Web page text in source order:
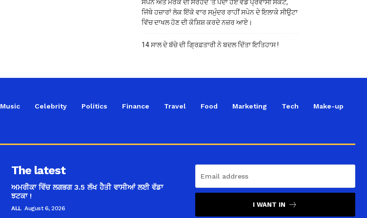
ਸਪੇਨ ਅਤੇ ਮੋਰੱਕੋ ਦੀ ਸਰਹੱਦ ‘ਤੇ ਪੈਦਾ ਹੋਏ ਵੱਡੇ ਪ੍ਰਵਾਸੀ ਸੰਕਟ,
ਜਿੱਥੇ ਹਜ਼ਾਰਾਂ ਲੋਕ ਇੱਕੋ ਵਾਰ ਸਮੁੰਦਰ ਰਾਹੀਂ ਸਪੇਨ ਦੇ ਇਲਾਕੇ ਸੀਉਟਾ
ਵਿੱਚ ਦਾਖਲ ਹੋਣ ਦੀ ਕੋਸ਼ਿਸ਼ ਕਰਦੇ ਨਜ਼ਰ ਆਏ।
14 ਸਾਲ ਦੇ ਬੱਚੇ ਦੀ ਗ੍ਰਿਫ਼ਤਾਰੀ ਨੇ ਬਦਲ ਦਿੱਤਾ ਇਤਿਹਾਸ !
Music Celebrity Politics Finance Travel Food Marketing Tech Make-up
The latest
ਅਮਰੀਕਾ ਵਿੱਚ ਲਗਭਗ 3.5 ਲੱਖ ਹੈਤੀ ਵਾਸੀਆਂ ਲਈ ਵੱਡਾ
ਝਟਕਾ !
ALL August 6, 2026 I WANT IN